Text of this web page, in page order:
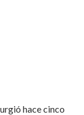
hace cinco